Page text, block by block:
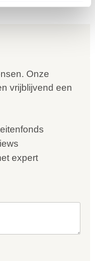
Onze
vrijblijvend een
expert